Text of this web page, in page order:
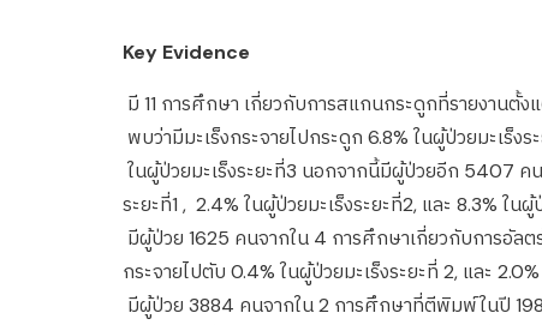
Key Evidence
มี 11 การศึกษา เกี่ยวกับการสแกนกระดูกที่รายงานตั้
พบว่ามีมะเร็งกระจายไปกระดูก 6.8% ในผู้ป่วยมะเร็งร
ในผู้ป่วยมะเร็งระยะที่3 นอกจากนี้มีผู้ป่วยอีก 5407 ค
ระยะที่1 , 2.4% ในผู้ป่วยมะเร็งระยะที่2, และ 8.3% ในผู้
มีผู้ป่วย 1625 คนจากใน 4 การศึกษาเกี่ยวกับการอัลต
กระจายไปตับ 0.4% ในผู้ป่วยมะเร็งระยะที่ 2, และ
มีผู้ป่วย 3884 คนจากใน 2 การศึกษาที่ตีพิมพ์ในปี